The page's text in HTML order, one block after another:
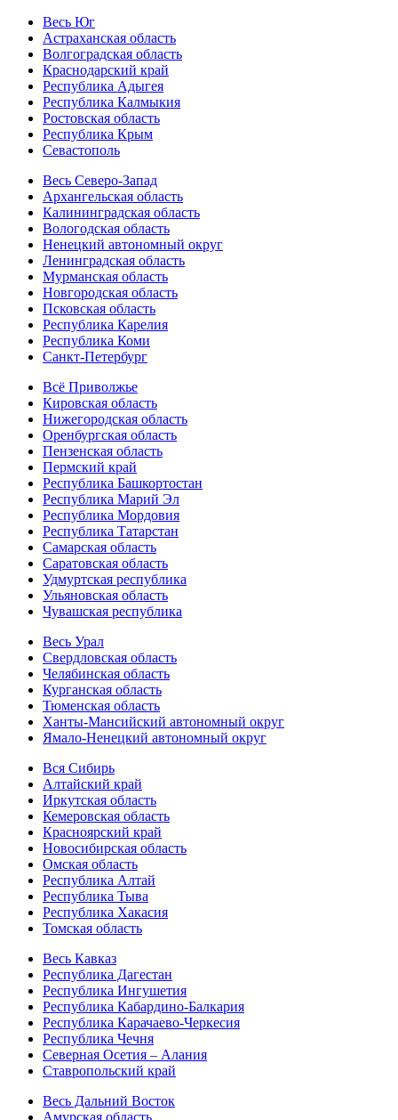
Весь Юг
Астраханская область
Волгоградская область
Краснодарский край
Республика Адыгея
Республика Калмыкия
Ростовская область
Республика Крым
Севастополь
Весь Северо-Запад
Архангельская область
Калининградская область
Вологодская область
Ненецкий автономный округ
Ленинградская область
Мурманская область
Новгородская область
Псковская область
Республика Карелия
Республика Коми
Санкт-Петербург
Всё Приволжье
Кировская область
Нижегородская область
Оренбургская область
Пензенская область
Пермский край
Республика Башкортостан
Республика Марий Эл
Республика Мордовия
Республика Татарстан
Самарская область
Саратовская область
Удмуртская республика
Ульяновская область
Чувашская республика
Весь Урал
Свердловская область
Челябинская область
Курганская область
Тюменская область
Ханты-Мансийский автономный округ
Ямало-Ненецкий автономный округ
Вся Сибирь
Алтайский край
Иркутская область
Кемеровская область
Красноярский край
Новосибирская область
Омская область
Республика Алтай
Республика Тыва
Республика Хакасия
Томская область
Весь Кавказ
Республика Дагестан
Республика Ингушетия
Республика Кабардино-Балкария
Республика Карачаево-Черкесия
Республика Чечня
Северная Осетия – Алания
Ставропольский край
Весь Дальний Восток
Амурская область